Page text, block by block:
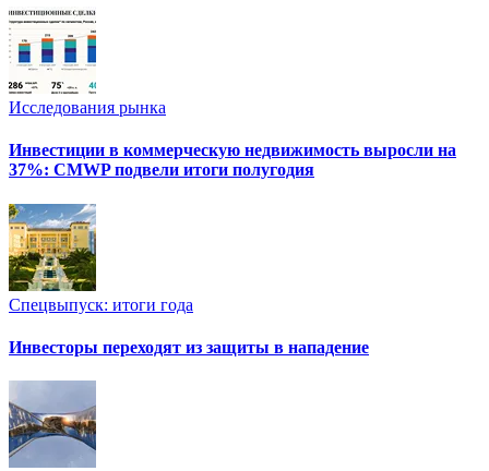
Исследования рынка
Инвестиции в коммерческую недвижимость выросли на
37%: CMWP подвели итоги полугодия
Спецвыпуск: итоги года
Инвесторы переходят из защиты в нападение